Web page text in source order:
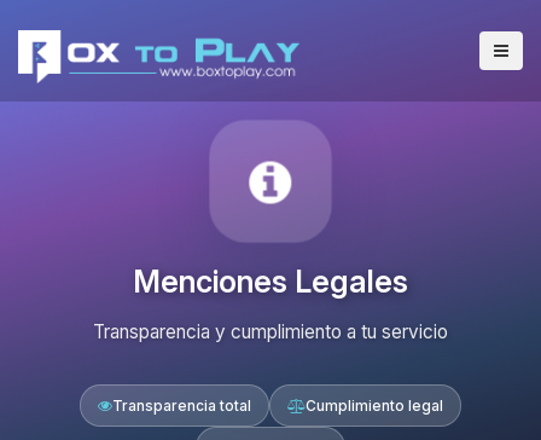
Menciones Legales
Transparencia y cumplimiento a tu servicio
Transparencia total Cumplimiento legal